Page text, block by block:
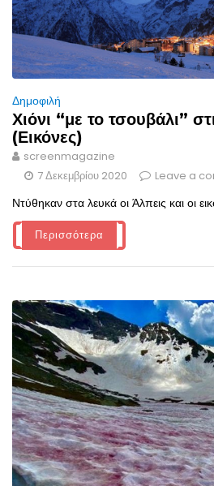
Δημοφιλή
Χιόνι “με το τσουβάλι”
(Εικόνες)
screenmagazine
7 Δεκεμβρίου 2020
Leave a
Ντύθηκαν στα λευκά οι Άλπεις και οι
Περισσότερα